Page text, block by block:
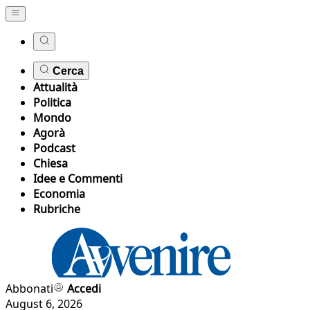
Cerca
Attualità
Politica
Mondo
Agorà
Podcast
Chiesa
Idee e Commenti
Economia
Rubriche
Abbonati
Accedi
August 6, 2026